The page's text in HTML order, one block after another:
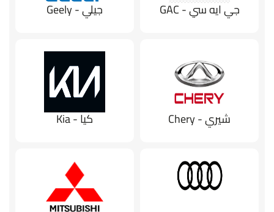
جي ايه سي - GAC جيلي - Geely
شيري - Chery كيا - Kia